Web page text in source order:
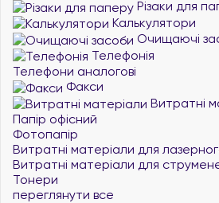
Різаки для
Калькулятори
Очищаючі
Телефонія
Телефони аналогові
Факси
Витратні
Папір офісний
Фотопапір
Витратні матеріали для
Витратні матеріали для
Тонери
переглянути все